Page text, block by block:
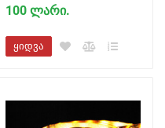
100 ლარი.
ყიდვა